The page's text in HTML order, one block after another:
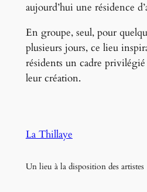
aujourd’hui une résidence
En groupe, seul, pour
plusieurs jours, ce lieu
résidents un cadre
leur création.
La Thillaye
Un lieu à la disposition des artistes